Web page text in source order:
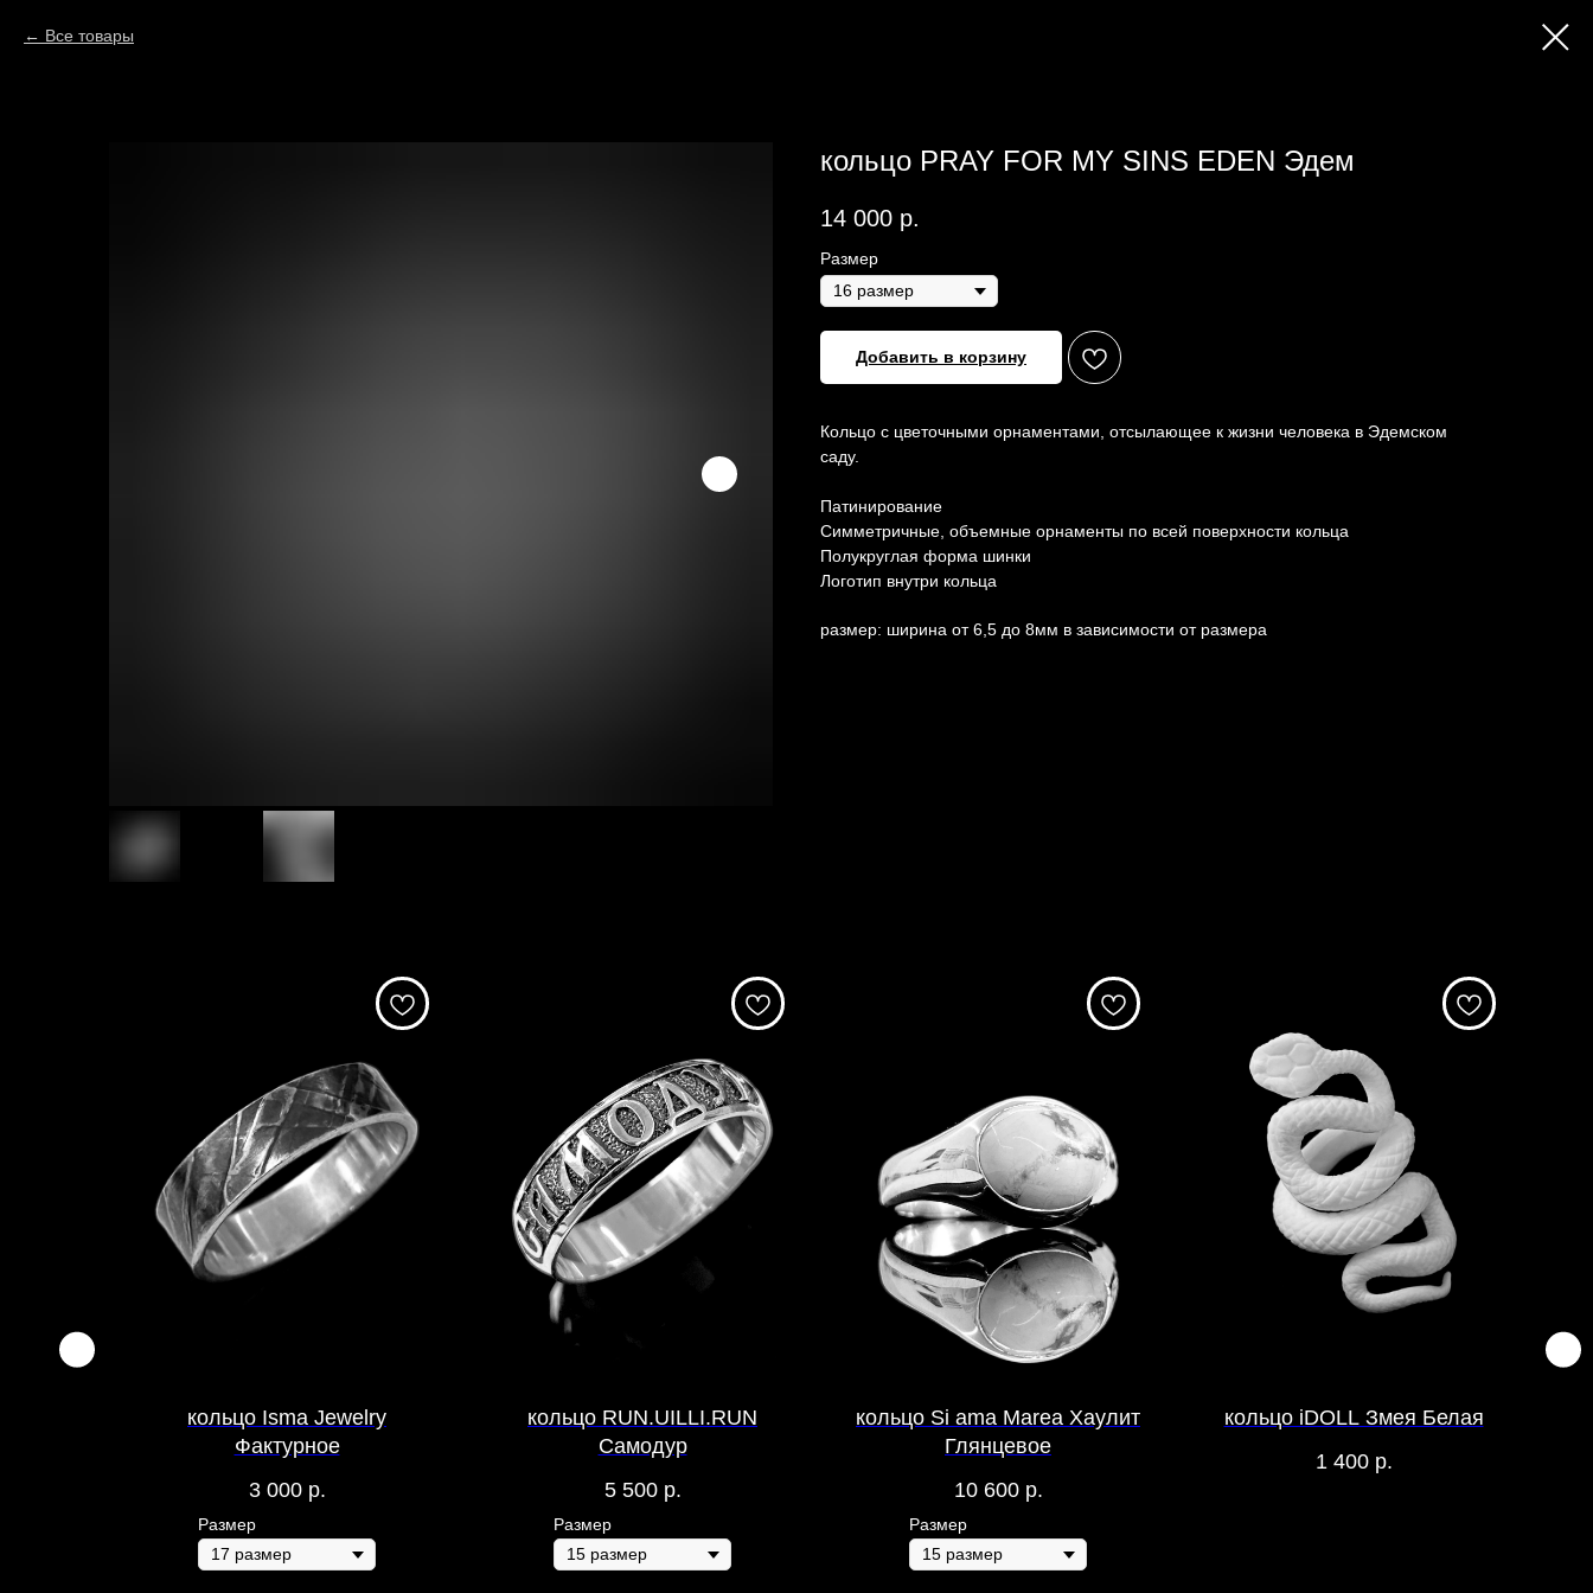
Все товары
кольцо PRAY FOR MY SINS EDEN Эдем
14 000 р.
Размер
Добавить в корзину
Кольцо с цветочными орнаментами, отсылающее к жизни человека в Эдемском
саду.
Патинирование
Симметричные, объемные орнаменты по всей поверхности кольца
Полукруглая форма шинки
Логотип внутри кольца
размер: ширина от 6,5 до 8мм в зависимости от размера
кольцо Isma Jewelry
Фактурное
3 000 р.
Размер
кольцо RUN.UILLI.RUN
Самодур
5 500 р.
Размер
кольцо Si ama Marea Хаулит
Глянцевое
10 600 р.
Размер
кольцо iDOLL Змея Белая
1 400 р.